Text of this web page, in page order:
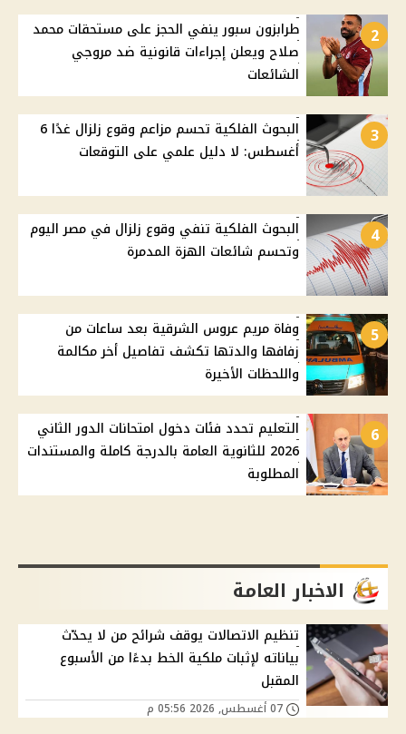
2
طرابزون سبور ينفي الحجز على مستحقات محمد
صلاح ويعلن إجراءات قانونية ضد مروجي
الشائعات
3
البحوث الفلكية تحسم مزاعم وقوع زلزال غدًا 6
أغسطس: لا دليل علمي على التوقعات
4
البحوث الفلكية تنفي وقوع زلزال في مصر اليوم
وتحسم شائعات الهزة المدمرة
5
وفاة مريم عروس الشرقية بعد ساعات من
زفافها والدتها تكشف تفاصيل أخر مكالمة
واللحظات الأخيرة
6
التعليم تحدد فئات دخول امتحانات الدور الثاني
2026 للثانوية العامة بالدرجة كاملة والمستندات
المطلوبة
الاخبار العامة
تنظيم الاتصالات يوقف شرائح من لا يحدّث
بياناته لإثبات ملكية الخط بدءًا من الأسبوع
المقبل